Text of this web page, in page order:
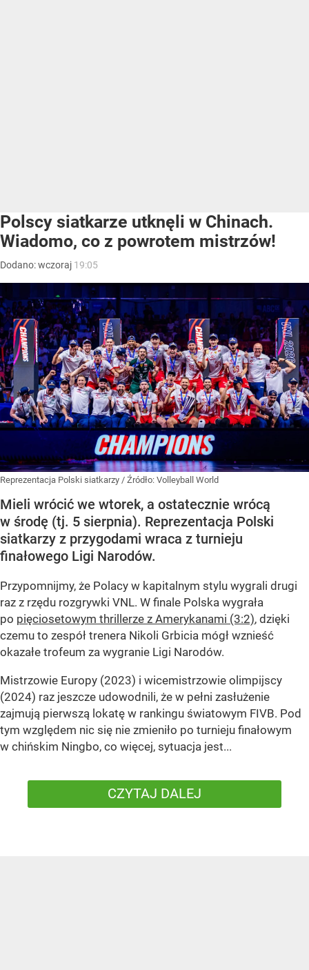
Polscy siatkarze utknęli w Chinach.
Wiadomo, co z powrotem mistrzów!
Dodano:wczoraj 19:05
Reprezentacja Polski siatkarzy / Źródło: Volleyball World
Mieli wrócić we wtorek, a ostatecznie wrócą
w środę (tj. 5 sierpnia). Reprezentacja Polski
siatkarzy z przygodami wraca z turnieju
finałowego Ligi Narodów.
Przypomnijmy, że Polacy w kapitalnym stylu wygrali drugi
raz z rzędu rozgrywki VNL. W finale Polska wygrała
po pięciosetowym thrillerze z Amerykanami (3:2), dzięki
czemu to zespół trenera Nikoli Grbicia mógł wznieść
okazałe trofeum za wygranie Ligi Narodów.
Mistrzowie Europy (2023) i wicemistrzowie olimpijscy
(2024) raz jeszcze udowodnili, że w pełni zasłużenie
zajmują pierwszą lokatę w rankingu światowym FIVB. Pod
tym względem nic się nie zmieniło po turnieju finałowym
w chińskim Ningbo, co więcej, sytuacja jest...
CZYTAJ DALEJ